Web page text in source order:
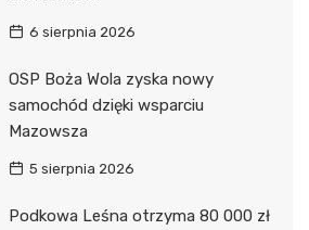
6 sierpnia 2026
OSP Boża Wola zyska nowy
samochód dzięki wsparciu
Mazowsza
5 sierpnia 2026
Podkowa Leśna otrzyma 80 000 zł